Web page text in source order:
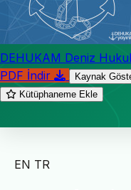
DEHUKAM Deniz
PDF İndir
Kaynak
Kütüphaneme Ekle
EN TR